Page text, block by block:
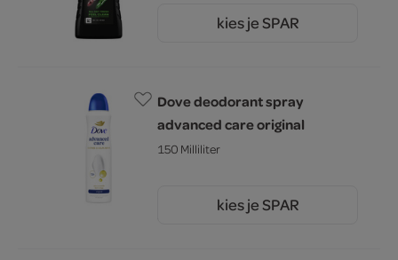
kies je SPAR
Dove deodorant spray
advanced care original
150 Milliliter
kies je SPAR